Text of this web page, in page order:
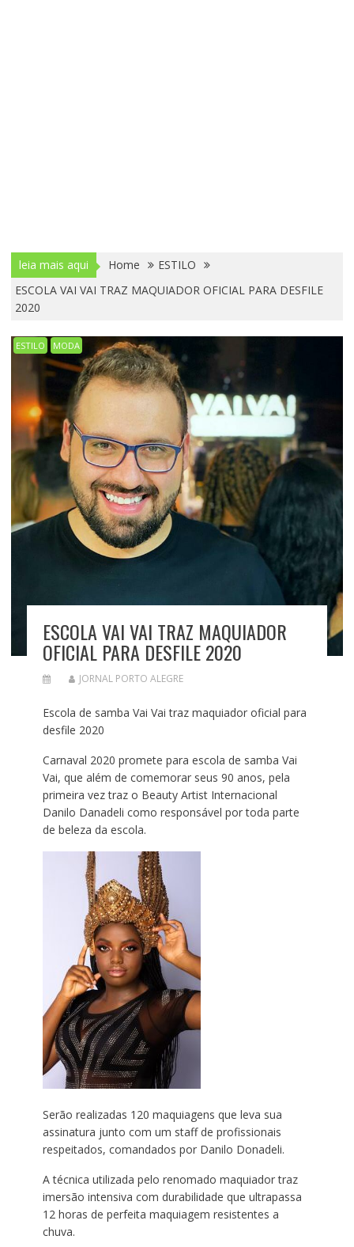
leia mais aqui Home
ESTILO
ESCOLA VAI VAI TRAZ MAQUIADOR OFICIAL PARA DESFILE
2020
ESTILO MODA
ESCOLA VAI VAI TRAZ MAQUIADOR
OFICIAL PARA DESFILE 2020
JORNAL PORTO ALEGRE
Escola de samba Vai Vai traz maquiador oficial para
desfile 2020
Carnaval 2020 promete para escola de samba Vai
Vai, que além de comemorar seus 90 anos, pela
primeira vez traz o Beauty Artist Internacional
Danilo Danadeli como responsável por toda parte
de beleza da escola.
Serão realizadas 120 maquiagens que leva sua
assinatura junto com um staff de profissionais
respeitados, comandados por Danilo Donadeli.
A técnica utilizada pelo renomado maquiador traz
imersão intensiva com durabilidade que ultrapassa
12 horas de perfeita maquiagem resistentes a
chuva.